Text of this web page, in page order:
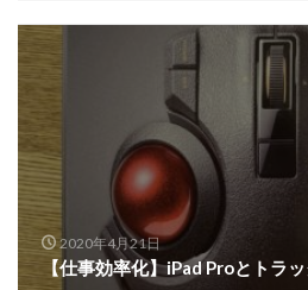
2020年4月21日
【仕事効率化】iPad Proとトラ